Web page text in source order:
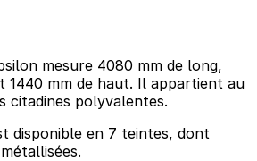
mesure 4080 mm de long,
1440 mm de haut. Il appartient au
citadines polyvalentes.
disponible en 7 teintes, dont